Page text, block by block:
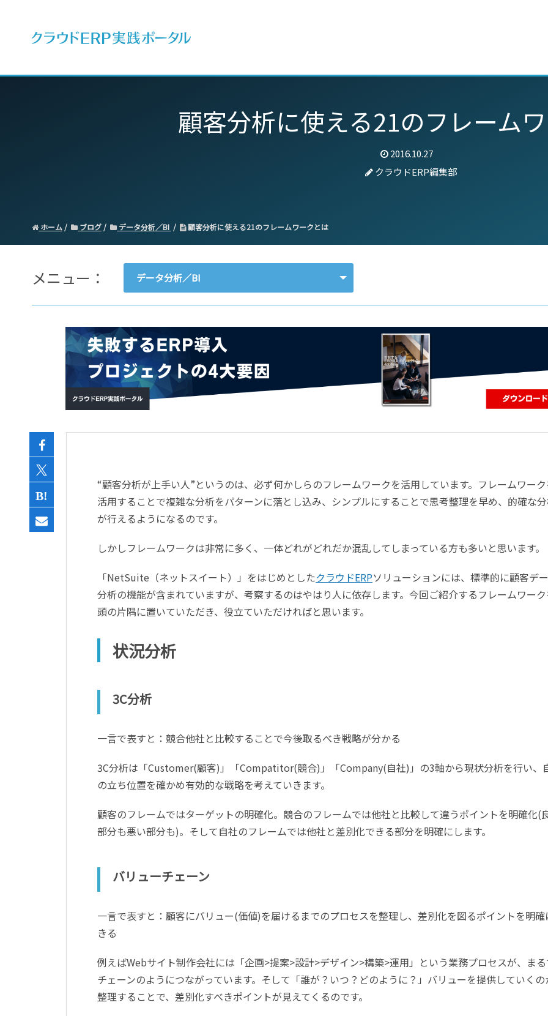
顧客分析に使える21のフレーム
2016.10.27
クラウドERP編集部
ホーム ブログ データ分析／BI 顧客分析に使える21のフレームワークとは
メニュー： データ分析／BI
会計
経営／業績管理
サプライチェーン／生産管理
CRM／営業支援／Eコマース
データ分析／BI
“顧客分析が上手い人”というのは、必ず何かしらのフレームワークを活用しています。フレームワー
活用することで複雑な分析をパターンに落とし込み、シンプルにすることで思考整理を早め、的確な
が行えるようになるのです。
しかしフレームワークは非常に多く、一体どれがどれだか混乱してしまっている方も多いと思います。
「NetSuite（ネットスイート）」をはじめとしたクラウドERPソリューションには、標準的に顧客デ
分析の機能が含まれていますが、考察するのはやはり人に依存します。今回ご紹介するフレームワー
頭の片隅に置いていただき、役立ていただければと思います。
状況分析
3C分析
一言で表すと：競合他社と比較することで今後取るべき戦略が分かる
3C分析は「Customer(顧客)」「Compatitor(競合)」「Company(自社)」の3軸から現状分析を行い、
の立ち位置を確かめ有効的な戦略を考えていきます。
顧客のフレームではターゲットの明確化。競合のフレームでは他社と比較して違うポイントを明確化(
部分も悪い部分も)。そして自社のフレームでは他社と差別化できる部分を明確にします。
バリューチェーン
一言で表すと：顧客にバリュー(価値)を届けるまでのプロセスを整理し、差別化を図るポイントを明確
きる
例えばWebサイト制作会社には「企画>提案>設計>デザイン>構築>運用」という業務プロセスが、ま
チェーンのようにつながっています。そして「誰が？いつ？どのように？」バリューを提供していくの
整理することで、差別化すべきポイントが見えてくるのです。